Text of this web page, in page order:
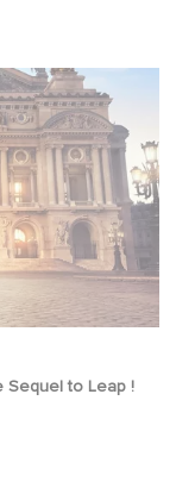
Sequel to Leap !
Sequel to Leap !